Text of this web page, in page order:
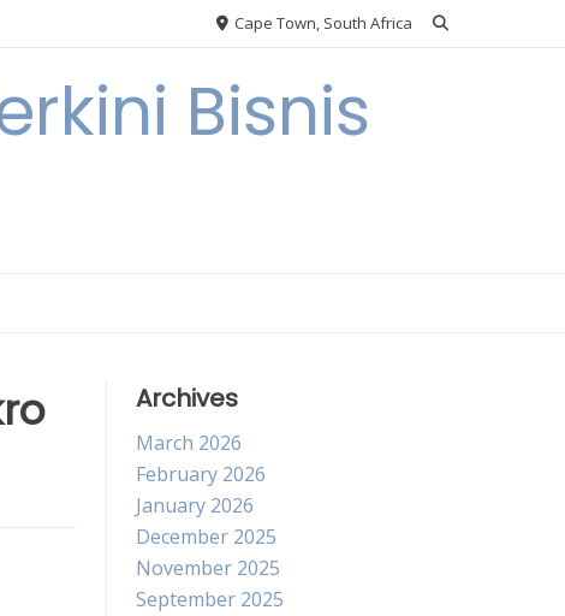
Cape Town, South Africa
Bisnis
Archives
March 2026
February 2026
January 2026
December 2025
November 2025
September 2025